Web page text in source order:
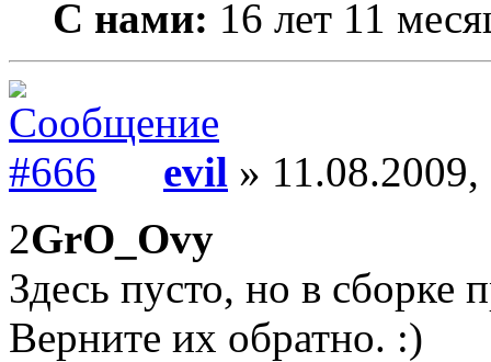
С нами: 16 лет 11
evil »
2GrO_Ovy
Здесь пусто, но в сборке
Верните их обратно. :)